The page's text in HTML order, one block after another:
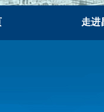
走进